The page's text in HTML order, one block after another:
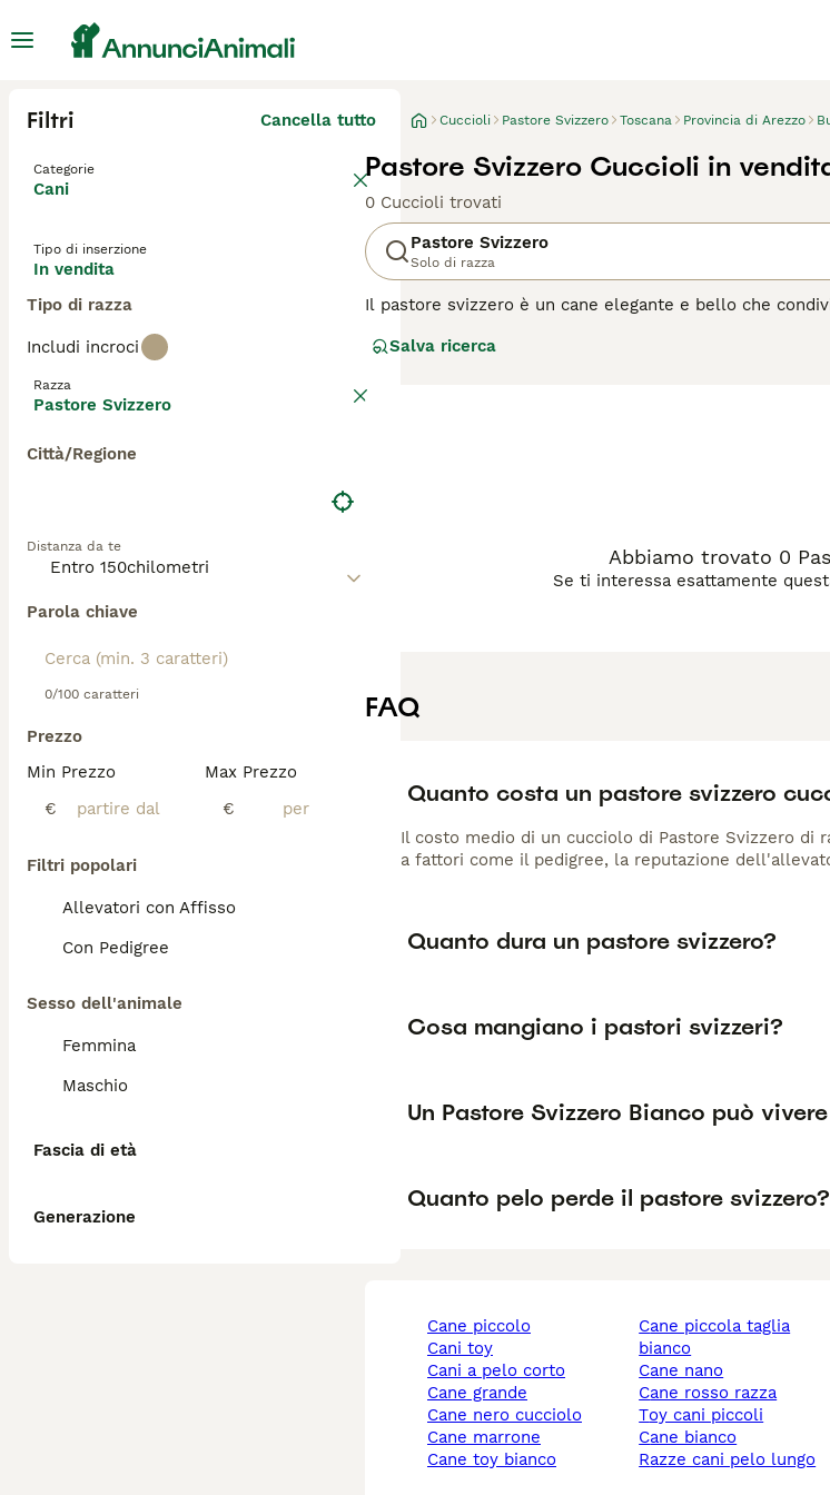
Filtri Cancella tutto
Categorie
Cani
Tipo di inserzione
In vendita
Tipo di razza
Includi incroci
Razza
Pastore Svizzero
Città/Regione
Distanza da te
Parola chiave
0/100 caratteri
Prezzo
Min Prezzo
€
Max Prezzo
€
Filtri popolari
Allevatori con Affisso
Con Pedigree
Sesso dell'animale
Femmina
Maschio
Fascia di età
Generazione
Cuccioli Pastore Svizzero Toscana Provincia di Arezzo
Pastore Svizzero Cuccioli in
0 Cuccioli trovati
Pastore Svizzero
Solo di razza
Il pastore svizzero è un cane elegante e bello che
bambini. Sono ottimi animali domestici per le persone
Leggi la
Salva ricerca
Abbiamo trovato 0
Se ti interessa esattamente
FAQ
Quanto costa un pastore svizzero
Il costo medio di un cucciolo di Pastore Svizzero di
a fattori come il pedigree, la reputazione
Quanto dura un pastore svizzero?
Cosa mangiano i pastori svizzeri?
Un Pastore Svizzero Bianco può
Quanto pelo perde il pastore svizzero?
cane piccolo
cani toy
cani a pelo corto
cane grande
cane nero cucciolo
cane marrone
cane toy bianco
cane piccola taglia
bianco
cane nano
cane rosso razza
toy cani piccoli
cane bianco
razze cani pelo lungo